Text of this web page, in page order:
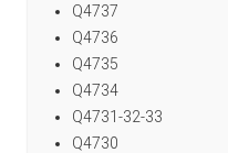
Q4737
Q4736
Q4735
Q4734
Q4731-32-33
Q4730